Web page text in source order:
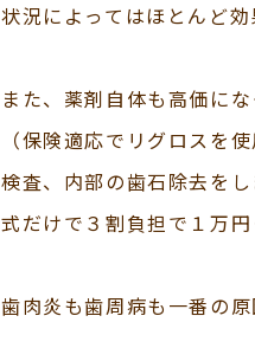
状況によってはほとんど効
また、薬剤自体も高価に
（保険適応でリグロスを
検査、内部の歯石除去を
式だけで３割負担で１万円
歯肉炎も歯周病も一番の